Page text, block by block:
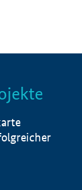
Info